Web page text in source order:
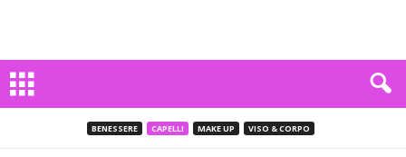
BENESSERE CAPELLI MAKE UP VISO & CORPO